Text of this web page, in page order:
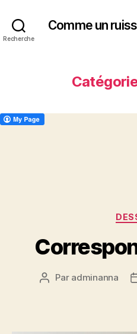
Recherche
Comme un
Auteur
Par adminanna